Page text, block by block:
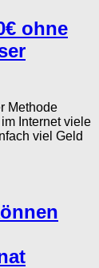
ohne
Methode
Internet viele
viel Geld